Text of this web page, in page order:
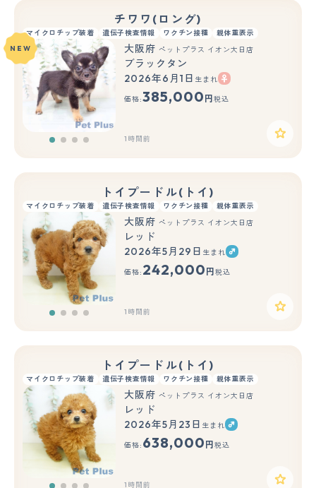
チワワ(ロング)
マイクロチップ装着 遺伝子検査情報 ワクチン接種
親体重表示
NEW
大阪府 ペットプラス イオン大日店
ブラックタン
2026年6月1日 生まれ
価格:385,000 円 税込
1時間前
トイプードル(トイ)
マイクロチップ装着 遺伝子検査情報 ワクチン接種 親体重表示
大阪府 ペットプラス イオン大日店
レッド
2026年5月29日 生まれ
価格: 242,000 円 税込
1時間前
トイプードル(トイ)
マイクロチップ装着 遺伝子検査情報 ワクチン接種 親体重表示
大阪府 ペットプラス イオン大日店
レッド
2026年5月23日 生まれ
価格: 638,000 円 税込
1時間前